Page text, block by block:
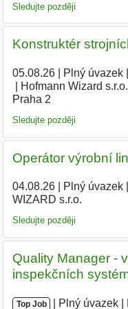
Sledujte později
Konstruktér
05.08.26| Plný úvazek|
Hofmann Wizard
Praha 2
Sledujte později
Operátor výrobní
04.08.26| Plný úvazek|
WIZARD s.r.o.
Sledujte později
Quality Manager -
inspekčních
Top Job Plný úvazek